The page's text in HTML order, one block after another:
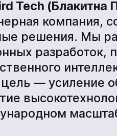
средства
Tech (Блакитна
компания,
решения. Мы
разработок,
— усиление